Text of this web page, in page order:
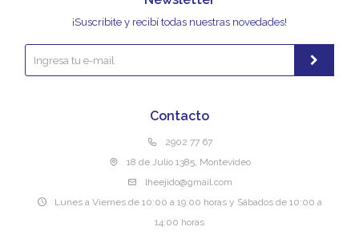
Contacto
2902 77 67
18 de Julio 1385, Montevideo
lheejido@gmail.com
Lunes a Viernes de 10:00 a 19:00 horas y Sábados de 10:00 a
14:00 horas
¡Suscribite y recibí todas nuestras novedades!